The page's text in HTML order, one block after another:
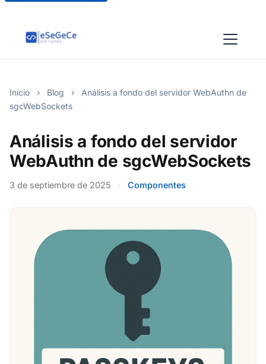
Inicio › Blog ›
Análisis a fondo del servidor WebAuthn de
sgcWebSockets
Análisis a fondo del servidor
WebAuthn de sgcWebSockets
3 de septiembre de 2025 · Componentes